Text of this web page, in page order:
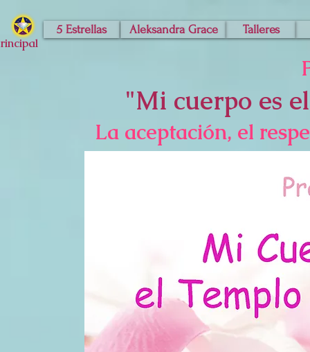
5 Estrellas Aleksandra Grace Talleres
"Mi cuerpo es
La aceptación, el